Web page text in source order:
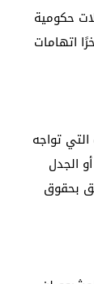
حكومية
اتهامات
تواجه
الجدل
بحقوق